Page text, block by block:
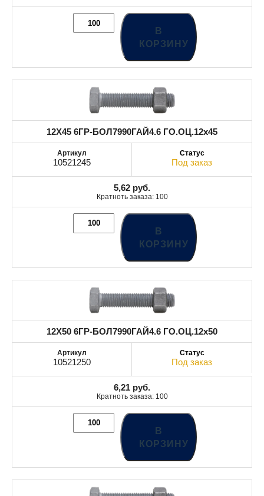
В
КОРЗИНУ
12X45 6ГР-БОЛ7990ГАЙ4.6 ГО.ОЦ.12x45
10521245 Под заказ
5,62 руб.
Кратноть заказа: 100
В
КОРЗИНУ
12X50 6ГР-БОЛ7990ГАЙ4.6 ГО.ОЦ.12x50
10521250 Под заказ
6,21 руб.
Кратноть заказа: 100
В
КОРЗИНУ